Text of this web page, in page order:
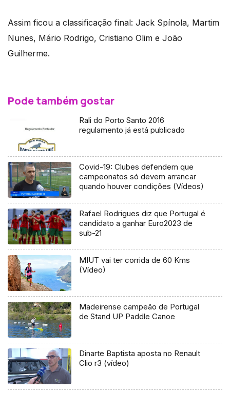
Assim ficou a classificação final: Jack Spínola, Martim
Nunes, Mário Rodrigo, Cristiano Olim e João
Guilherme.
Pode também gostar
Rali do Porto Santo 2016
regulamento já está publicado
Covid-19: Clubes defendem que
campeonatos só devem arrancar
quando houver condições (Vídeos)
Rafael Rodrigues diz que Portugal é
candidato a ganhar Euro2023 de
sub-21
MIUT vai ter corrida de 60 Kms
(Vídeo)
Madeirense campeão de Portugal
de Stand UP Paddle Canoe
Dinarte Baptista aposta no Renault
Clio r3 (vídeo)